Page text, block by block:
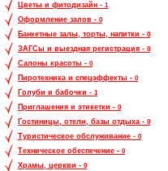
Цветы и фитодизайн - 1
Оформление залов - 0
Банкетные залы, торты, напитки - 0
ЗАГСы и выездная регистрация - 0
Салоны красоты - 0
Пиротехника и спецэффекты - 0
Голуби и бабочки - 1
Приглашения и этикетки - 0
Гостиницы, отели, базы отдыха - 0
Туристическое обслуживание - 0
Техническое обеспечение - 0
Храмы, церкви - 0